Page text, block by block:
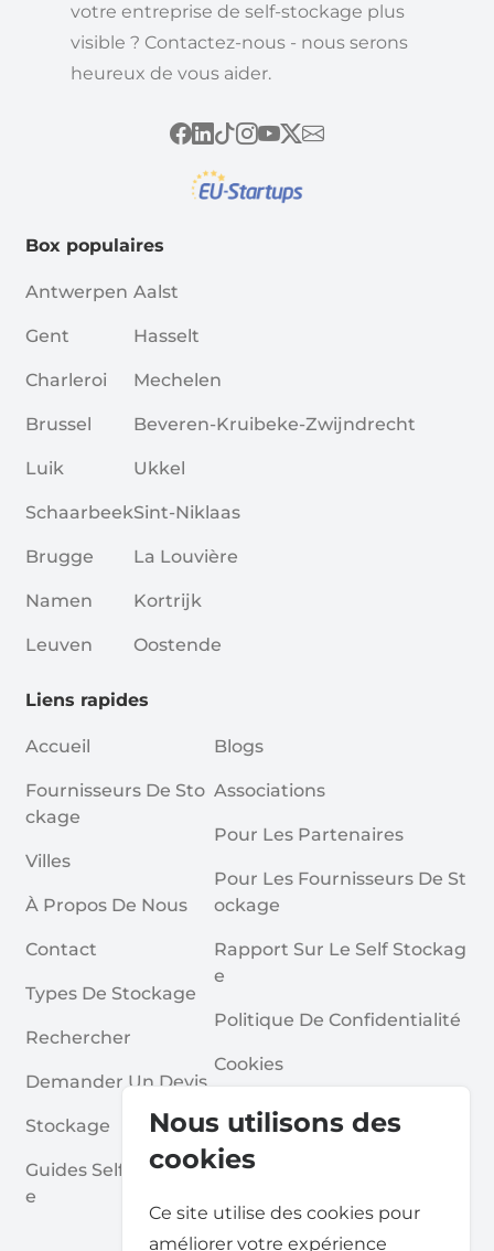
Nous utilisons des
cookies
Ce site utilise des cookies pour
améliorer votre expérience
votre entreprise de self-stockage plus
visible ? Contactez-nous - nous serons
heureux de vous aider.
Box populaires
Antwerpen
Gent
Charleroi
Brussel
Luik
Schaarbeek
Brugge
Namen
Leuven
Aalst
Hasselt
Mechelen
Beveren-Kruibeke-Zwijndrecht
Ukkel
Sint-Niklaas
La Louvière
Kortrijk
Oostende
Liens rapides
Accueil
Fournisseurs De Sto
Ckage
Villes
À Propos De Nous
Contact
Types De Stockage
Rechercher
Demander Un Devis
Stockage
Guides Self Stockag
E
Blogs
Associations
Pour Les Partenaires
Pour Les Fournisseurs De St
Ockage
Rapport Sur Le Self Stockag
E
Politique De Confidentialité
Cookies
Conditions Générales
Questions Fréquentes